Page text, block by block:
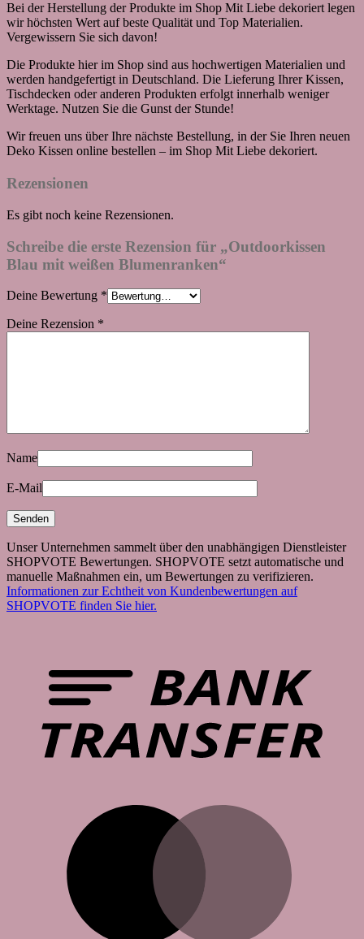
Bei der Herstellung der Produkte im Shop Mit Liebe dekoriert legen
wir höchsten Wert auf beste Qualität und Top Materialien.
Vergewissern Sie sich davon!
Die Produkte hier im Shop sind aus hochwertigen Materialien und
werden handgefertigt in Deutschland. Die Lieferung Ihrer Kissen,
Tischdecken oder anderen Produkten erfolgt innerhalb weniger
Werktage. Nutzen Sie die Gunst der Stunde!
Wir freuen uns über Ihre nächste Bestellung, in der Sie Ihren neuen
Deko Kissen online bestellen – im Shop Mit Liebe dekoriert.
Rezensionen
Es gibt noch keine Rezensionen.
Schreibe die erste Rezension für „Outdoorkissen
Blau mit weißen Blumenranken“
Deine Bewertung *
Deine Rezension *
Name
E-Mail
Unser Unternehmen sammelt über den unabhängigen Dienstleister
SHOPVOTE Bewertungen. SHOPVOTE setzt automatische und
manuelle Maßnahmen ein, um Bewertungen zu verifizieren.
Informationen zur Echtheit von Kundenbewertungen auf
SHOPVOTE finden Sie hier.